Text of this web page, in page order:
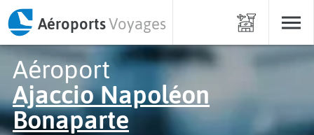
AéroportsVoyages
Aéroport
Ajaccio Napoléon
Bonaparte